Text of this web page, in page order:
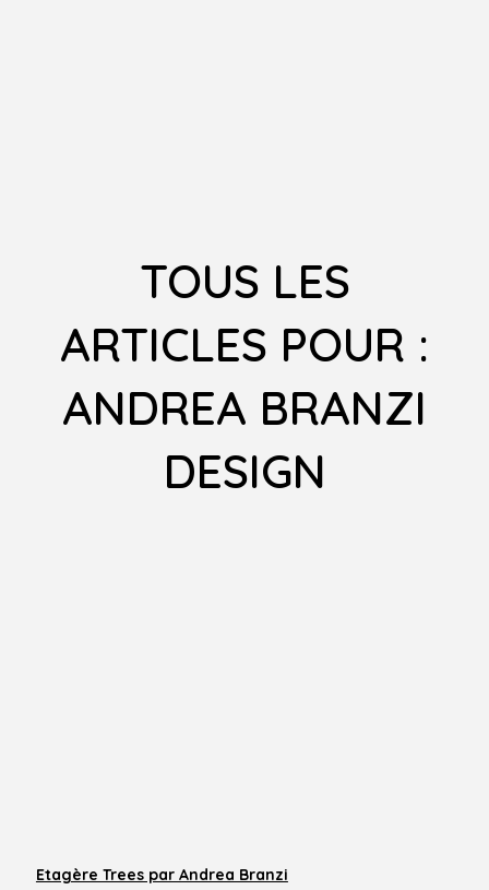
TOUS LES
ARTICLES POUR :
ANDREA BRANZI
DESIGN
Etagère Trees par Andrea Branzi